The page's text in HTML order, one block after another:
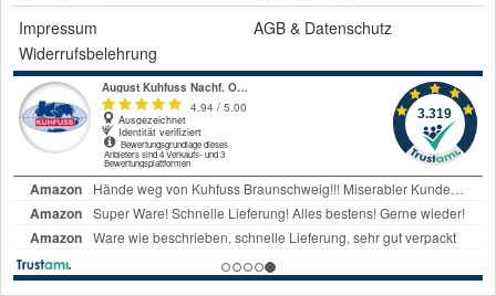
Impressum
AGB & Datenschutz
Widerrufsbelehrung